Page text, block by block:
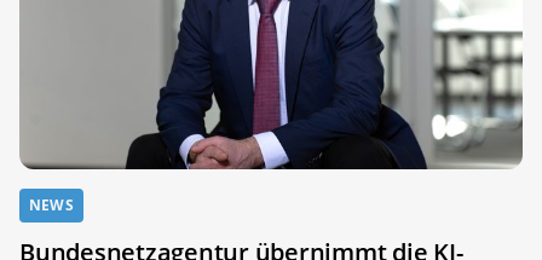
NEWS
Bundesnetzagentur übernimmt die KI-